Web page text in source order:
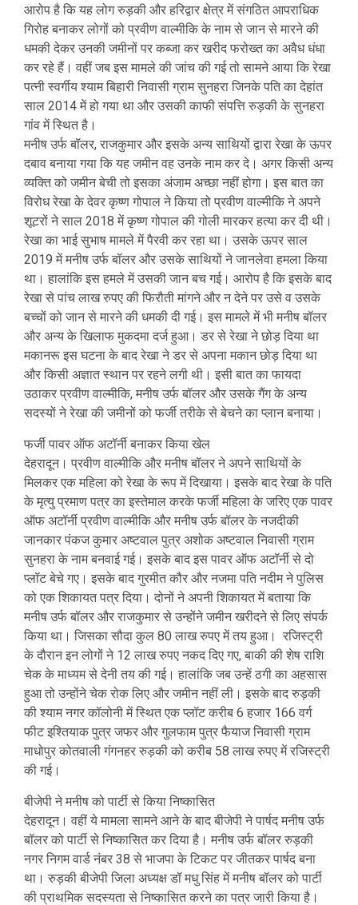
आरोप है कि यह लोग रुड़की और हरिद्वार क्षेत्र में संगठित आपराधिक
गिरोह बनाकर लोगों को प्रवीण वाल्मीकि के नाम से जान से मारने की
धमकी देकर उनकी जमीनों पर कब्जा कर खरीद फरोख्त का अवैध धंधा
कर रहे हैं। वहीं जब इस मामले की जांच की गई तो सामने आया कि रेखा
पत्नी स्वर्गीय श्याम बिहारी निवासी ग्राम सुनहरा जिनके पति का देहांत
साल 2014 में हो गया था और उसकी काफी संपत्ति रुड़की के सुनहरा
गांव में स्थित है।
मनीष उर्फ बॉलर, राजकुमार और इसके अन्य साथियों द्वारा रेखा के ऊपर
दबाव बनाया गया कि यह जमीन वह उनके नाम कर दे। अगर किसी अन्य
व्यक्ति को जमीन बेची तो इसका अंजाम अच्छा नहीं होगा। इस बात का
विरोध रेखा के देवर कृष्ण गोपाल ने किया तो प्रवीण वाल्मीकि ने अपने
शूटरों ने साल 2018 में कृष्ण गोपाल की गोली मारकर हत्या कर दी थी।
रेखा का भाई सुभाष मामले में पैरवी कर रहा था। उसके ऊपर साल
2019 में मनीष उर्फ बॉलर और उसके साथियों ने जानलेवा हमला किया
था। हालांकि इस हमले में उसकी जान बच गई। आरोप है कि इसके बाद
रेखा से पांच लाख रुपए की फिरौती मांगने और न देने पर उसे व उसके
बच्चों को जान से मारने की धमकी दी गई। इस मामले में भी मनीष बॉलर
और अन्य के खिलाफ मुकदमा दर्ज हुआ। डर से रेखा ने छोड़ दिया था
मकानरू इस घटना के बाद रेखा ने डर से अपना मकान छोड़ दिया था
और किसी अज्ञात स्थान पर रहने लगी थी। इसी बात का फायदा
उठाकर प्रवीण वाल्मीकि, मनीष उर्फ बॉलर और उसके गैंग के अन्य
सदस्यों ने रेखा की जमीनों को फर्जी तरीके से बेचने का प्लान बनाया।
फर्जी पावर ऑफ अटॉर्नी बनाकर किया खेल
देहरादून। प्रवीण वाल्मीकि और मनीष बॉलर ने अपने साथियों के
मिलकर एक महिला को रेखा के रूप में दिखाया। इसके बाद रेखा के पति
के मृत्यु प्रमाण पत्र का इस्तेमाल करके फर्जी महिला के जरिए एक पावर
ऑफ अटॉर्नी प्रवीण वाल्मीकि और मनीष उर्फ बॉलर के नजदीकी
जानकार पंकज कुमार अष्टवाल पुत्र अशोक अष्टवाल निवासी ग्राम
सुनहरा के नाम बनवाई गई। इसके बाद इस पावर ऑफ अटॉर्नी से दो
प्लॉट बेचे गए। इसके बाद गुरमीत कौर और नजमा पति नदीम ने पुलिस
को एक शिकायत पत्र दिया। दोनों ने अपनी शिकायत में बताया कि
मनीष उर्फ बॉलर और राजकुमार से उन्होंने जमीन खरीदने से लिए संपर्क
किया था। जिसका सौदा कुल 80 लाख रुपए में तय हुआ। रजिस्ट्री
के दौरान इन लोगों ने 12 लाख रुपए नकद दिए गए, बाकी की शेष राशि
चेक के माध्यम से देनी तय की गई। हालांकि जब उन्हें ठगी का अहसास
हुआ तो उन्होंने चेक रोक लिए और जमीन नहीं ली। इसके बाद रुड़की
की श्याम नगर कॉलोनी में स्थित एक प्लॉट करीब 6 हजार 166 वर्ग
फीट इश्तियाक पुत्र जफर और गुलफाम पुत्र फैयाज निवासी ग्राम
माधोपुर कोतवाली गंगनहर रुड़की को करीब 58 लाख रुपए में रजिस्ट्री
की गई।
बीजेपी ने मनीष को पार्टी से किया निष्कासित
देहरादून। वहीं ये मामला सामने आने के बाद बीजेपी ने पार्षद मनीष उर्फ
बॉलर को पार्टी से निष्कासित कर दिया है। मनीष उर्फ बॉलर रुड़की
नगर निगम वार्ड नंबर 38 से भाजपा के टिकट पर जीतकर पार्षद बना
था। रुड़की बीजेपी जिला अध्यक्ष डॉ मधु सिंह में मनीष बॉलर को पार्टी
की प्राथमिक सदस्यता से निष्कासित करने का पत्र जारी किया है।